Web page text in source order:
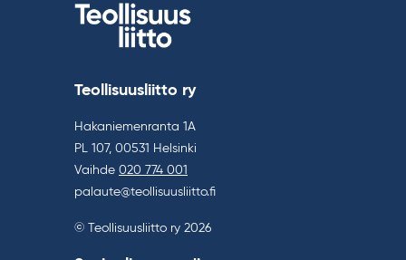
Teollisuusliitto ry
Hakaniemenranta 1A
PL 107, 00531 Helsinki
Vaihde 020 774 001
palaute@teollisuusliitto.fi
© Teollisuusliitto ry 2026